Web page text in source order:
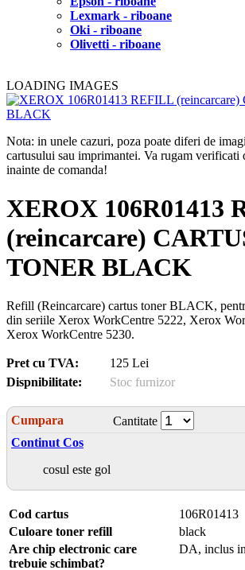
Lexmark - riboane
Oki - riboane
Olivetti - riboane
LOADING IMAGES
Nota: in unele cazuri, poza poate diferi de
cartusului sau imprimantei. Va rugam verificati
inainte de comanda!
XEROX 106R01413
(reincarcare)
TONER BLACK
Refill (Reincarcare) cartus toner BLACK,
din seriile Xerox WorkCentre 5222, Xerox
Xerox WorkCentre 5230.
Pret cu TVA:
125 Lei
Dispnibilitate:
Stoc furnizor
Cumpara
Cantitate
Continut Cos
cosul este gol
Cod cartus
106R01413
Culoare toner refill
black
Are chip electronic care
trebuie schimbat?
DA, inclus